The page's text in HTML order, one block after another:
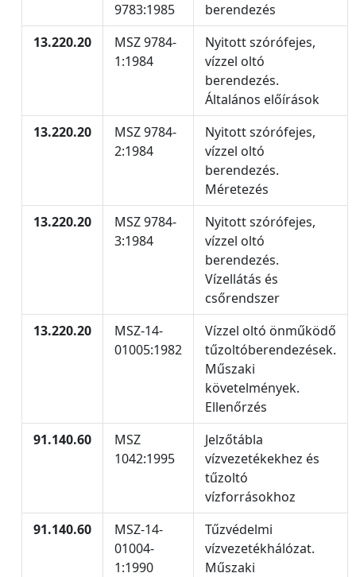
9783:1985
berendezés
13.220.20
MSZ 9784-
1:1984
Nyitott szórófejes,
vízzel oltó
berendezés.
Általános előírások
13.220.20
MSZ 9784-
2:1984
Nyitott szórófejes,
vízzel oltó
berendezés.
Méretezés
13.220.20
MSZ 9784-
3:1984
Nyitott szórófejes,
vízzel oltó
berendezés.
Vízellátás és
csőrendszer
13.220.20
MSZ-14-
01005:1982
Vízzel oltó önműködő
tűzoltóberendezések.
Műszaki
követelmények.
Ellenőrzés
91.140.60
MSZ
1042:1995
Jelzőtábla
vízvezetékekhez és
tűzoltó
vízforrásokhoz
91.140.60
MSZ-14-
01004-
1:1990
Tűzvédelmi
vízvezetékhálózat.
Műszaki